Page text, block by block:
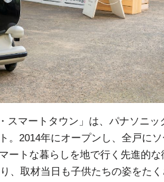
スマートタウン」は、パナソニッ
。2014年にオープンし、全戸に
ートな暮らしを地で行く先進的な
、取材当日も子供たちの姿をたく